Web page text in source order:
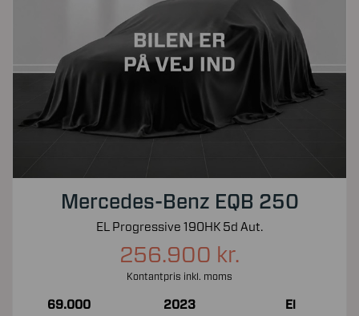
Mercedes-Benz EQB 250
EL Progressive 190HK 5d Aut.
256.900 kr.
Kontantpris inkl. moms
69.000
2023
El